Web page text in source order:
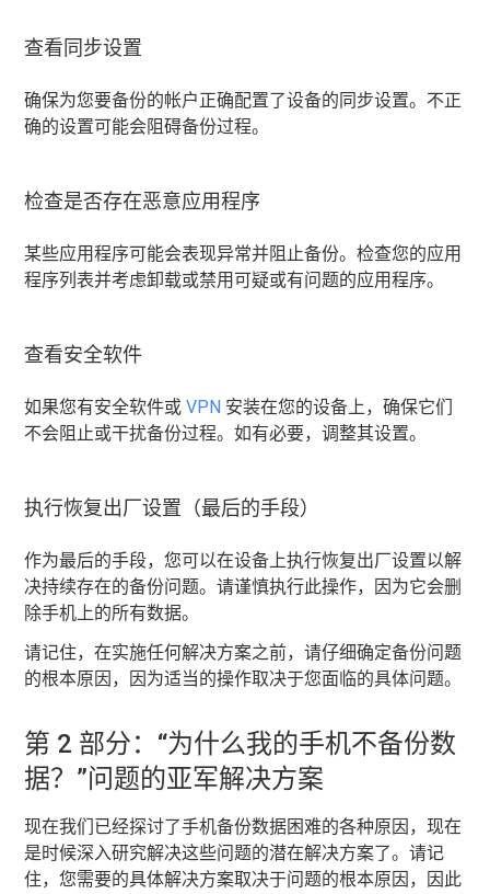
查看同步设置
确保为您要备份的帐户正确配置了设备的同步设置。不正
确的设置可能会阻碍备份过程。
检查是否存在恶意应用程序
某些应用程序可能会表现异常并阻止备份。检查您的应用
程序列表并考虑卸载或禁用可疑或有问题的应用程序。
查看安全软件
如果您有安全软件或VPN 安装在您的设备上，确保它们
不会阻止或干扰备份过程。如有必要，调整其设置。
执行恢复出厂设置（最后的手段）
作为最后的手段，您可以在设备上执行恢复出厂设置以解
决持续存在的备份问题。请谨慎执行此操作，因为它会删
除手机上的所有数据。
请记住，在实施任何解决方案之前，请仔细确定备份问题
的根本原因，因为适当的操作取决于您面临的具体问题。
第 2 部分：“为什么我的手机不备份数
据？”问题的亚军解决方案
现在我们已经探讨了手机备份数据困难的各种原因，现在
是时候深入研究解决这些问题的潜在解决方案了。请记
住，您需要的具体解决方案取决于问题的根本原因，因此